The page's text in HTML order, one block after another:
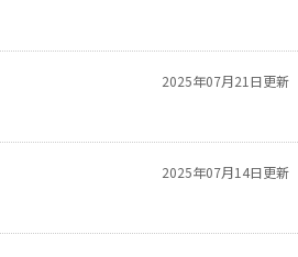
2025年07月21日更新
2025年07月14日更新